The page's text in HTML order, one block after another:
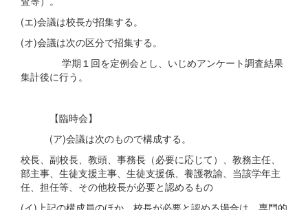
(エ)会議は校長が招集する。
(オ)会議は次の区分で招集する。
学期１回を定例会とし、いじめアンケート調査結果
集計後に行う。
【臨時会】
(ア)会議は次のもので構成する。
校長、副校長、教頭、事務長（必要に応じて）、教務主任、
部主事、生徒支援主事、生徒支援係、養護教諭、当該学年主
任、担任等、その他校長が必要と認めるもの
(イ)上記の構成員のほか、校長が必要と認める場合は、専門的